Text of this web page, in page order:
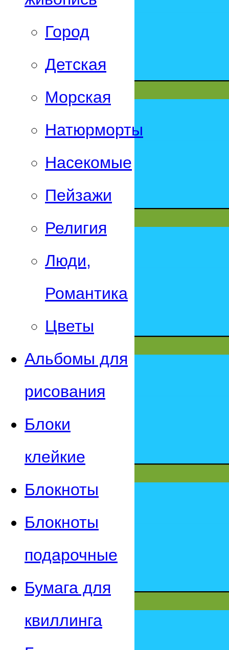
Город
Детская
Морская
Натюрморты
Насекомые
Пейзажи
Религия
Люди,
Романтика
Цветы
Альбомы для
рисования
Блоки
клейкие
Блокноты
Блокноты
подарочные
Бумага для
квиллинга